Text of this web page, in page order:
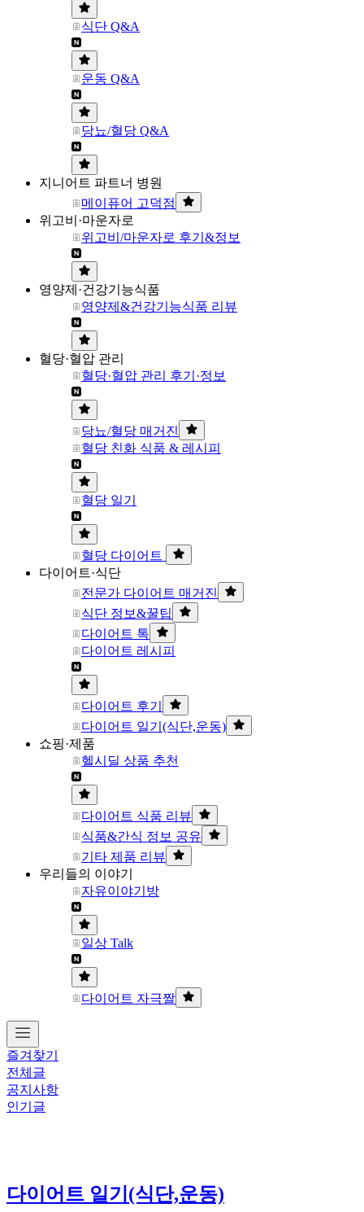
식단 Q&A
운동 Q&A
당뇨/혈당 Q&A
지니어트 파트너 병원
메이퓨어 고덕점
위고비·마운자로
위고비/마운자로 후기&정보
영양제·건강기능식품
영양제&건강기능식품 리뷰
혈당·혈압 관리
혈당·혈압 관리 후기·정보
당뇨/혈당 매거진
혈당 친화 식품 & 레시피
혈당 일기
혈당 다이어트
다이어트·식단
전문가 다이어트 매거진
식단 정보&꿀팁
다이어트 톡
다이어트 레시피
다이어트 후기
다이어트 일기(식단,운동)
쇼핑·제품
헬시딜 상품 추천
다이어트 식품 리뷰
식품&간식 정보 공유
기타 제품 리뷰
우리들의 이야기
자유이야기방
일상 Talk
다이어트 자극짤
즐겨찾기
전체글
공지사항
인기글
다이어트 일기(식단,운동)